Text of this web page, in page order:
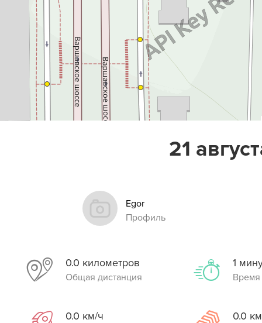
21
Egor
Профиль
0.0 километров
Общая дистанция
1
0.0 км/ч 0.0